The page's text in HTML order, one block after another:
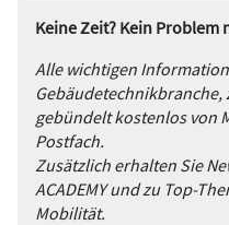
Keine Zeit? Kein Problem
Alle wichtigen
Gebäudetechnikbranche,
gebündelt kostenlos von
Postfach.
Zusätzlich erhalten Sie
ACADEMY und zu Top-
Mobilität.